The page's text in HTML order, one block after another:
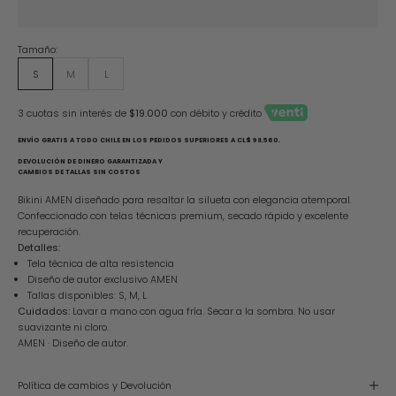
Tamaño:
S
M L
3 cuotas sin interés de $19.000 con débito y crédito
ENVÍO GRATIS A TODO CHILE EN LOS PEDIDOS SUPERIORES A CL$ 98.560.
DEVOLUCIÓN DE DINERO GARANTIZADA Y
CAMBIOS DE TALLAS SIN COSTOS
Bikini AMEN diseñado para resaltar la silueta con elegancia atemporal.
Confeccionado con telas técnicas premium, secado rápido y excelente
recuperación.
Detalles:
Tela técnica de alta resistencia
Diseño de autor exclusivo AMEN
Tallas disponibles: S, M, L
Cuidados: Lavar a mano con agua fría. Secar a la sombra. No usar
suavizante ni cloro.
AMEN · Diseño de autor.
Política de cambios y Devolución